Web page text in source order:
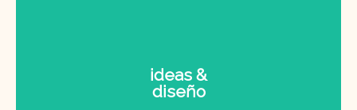
ideas &
diseño